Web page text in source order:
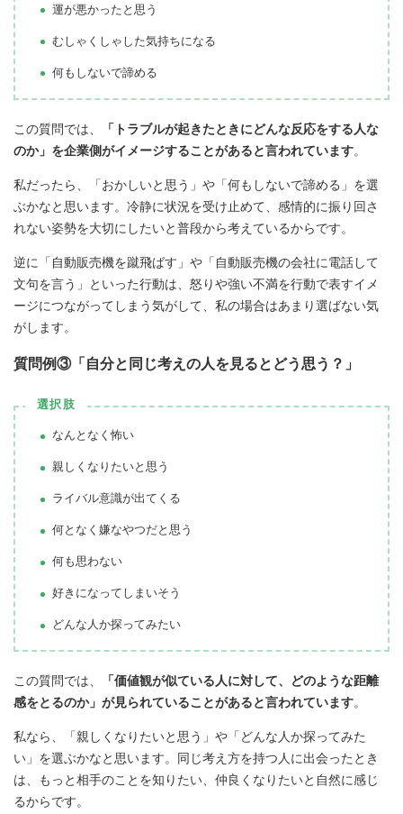
運が悪かったと思う
むしゃくしゃした気持ちになる
何もしないで諦める
この質問では、
「トラブルが起きたときにどんな反応をする人な
のか」を企業側がイメージすることがあると言われています。
私だったら、「おかしいと思う」や「何もしないで諦める」を選
ぶかなと思います。冷静に状況を受け止めて、感情的に振り回さ
れない姿勢を大切にしたいと普段から考えているからです。
逆に「自動販売機を蹴飛ばす」や「自動販売機の会社に電話して
文句を言う」といった行動は、怒りや強い不満を行動で表すイメ
ージにつながってしまう気がして、私の場合はあまり選ばない気
がします。
質問例③「自分と同じ考えの人を見るとどう思う？」
選択肢
なんとなく怖い
親しくなりたいと思う
ライバル意識が出てくる
何となく嫌なやつだと思う
何も思わない
好きになってしまいそう
どんな人か探ってみたい
この質問では、
「価値観が似ている人に対して、どのような距離
感をとるのか」が見られていることがあると言われています。
私なら、「親しくなりたいと思う」や「どんな人か探ってみた
い」を選ぶかなと思います。同じ考え方を持つ人に出会ったとき
は、もっと相手のことを知りたい、仲良くなりたいと自然に感じ
るからです。